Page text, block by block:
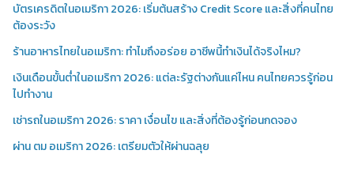
บัตรเครดิตในอเมริกา 2026: เริ่มต้นสร้าง Credit Score และสิ่งที่คนไทย
ต้องระวัง
ร้านอาหารไทยในอเมริกา: ทำไมถึงอร่อย อาชีพนี้ทำเงินได้จริงไหม?
เงินเดือนขั้นต่ำในอเมริกา 2026: แต่ละรัฐต่างกันแค่ไหน คนไทยควรรู้ก่อน
ไปทำงาน
เช่ารถในอเมริกา 2026: ราคา เงื่อนไข และสิ่งที่ต้องรู้ก่อนกดจอง
ผ่าน ตม อเมริกา 2026: เตรียมตัวให้ผ่านฉลุย